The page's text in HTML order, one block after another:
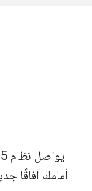
أمامك آفاقًا